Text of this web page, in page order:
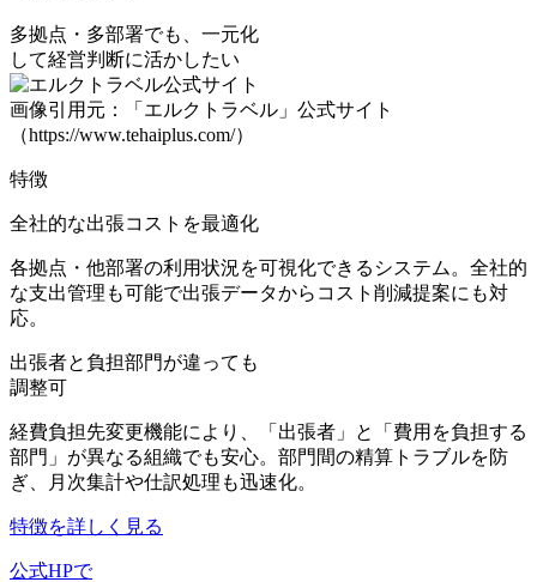
多拠点・多部署でも、一元化
して経営判断に活かしたい
画像引用元：「エルクトラベル」公式サイト
（https://www.tehaiplus.com/）
特徴
全社的な出張コストを最適化
各拠点・他部署の利用状況を可視化できるシステム。全社的
な支出管理も可能で出張データからコスト削減提案にも対
応。
出張者と負担部門が違っても
調整可
経費負担先変更機能により、「出張者」と「費用を負担する
部門」が異なる組織でも安心。部門間の精算トラブルを防
ぎ、月次集計や仕訳処理も迅速化。
特徴を詳しく見る
公式HPで